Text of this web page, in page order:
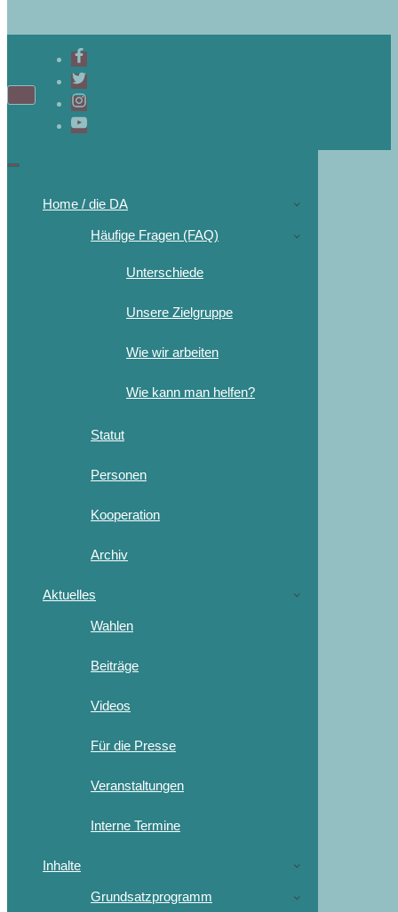
Home / die DA
Häufige Fragen (FAQ)
Unterschiede
Unsere Zielgruppe
Wie wir arbeiten
Wie kann man helfen?
Statut
Personen
Kooperation
Archiv
Aktuelles
Wahlen
Beiträge
Videos
Für die Presse
Veranstaltungen
Interne Termine
Inhalte
Grundsatzprogramm